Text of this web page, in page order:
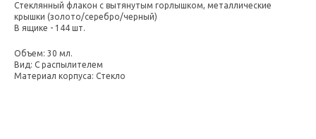
Стеклянный флакон с вытянутым горлышком, металлические
крышки (золото/серебро/черный)
В ящике - 144 шт.
Объем: 30 мл.
Вид: С распылителем
Материал корпуса: Стекло